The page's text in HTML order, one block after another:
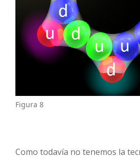
Figura 8
Como todavía no tenemos la